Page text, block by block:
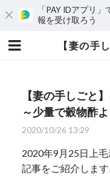
「PAY IDアプリ
報を受け取ろう
【妻の手しご
～少量で穀物酢
2020/10/26 13:29
2020年9月25日上
記事をご紹介します